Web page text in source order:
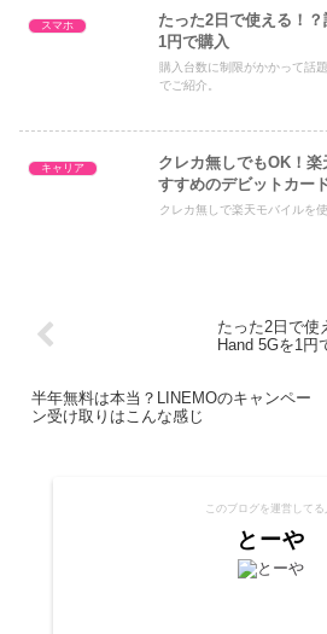
スマホ
たった2日で使える！
1円で購入
購入台数に制限がかかって話
でご紹介。
キャリア
クレカ無しでもOK！
すすめのデビットカー
クレカ無しで楽天モバイルを
たった2日で使
Hand 5Gを1円
半年無料は本当？LINEMOのキャンペー
ン受け取りはこんな感じ
このブログを運営してる
とーや